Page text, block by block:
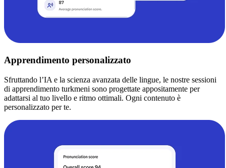
Apprendimento personalizzato
Sfruttando l’IA e la scienza avanzata delle lingue, le nostre sessioni
di apprendimento turkmeni sono progettate appositamente per
adattarsi al tuo livello e ritmo ottimali. Ogni contenuto è
personalizzato per te.